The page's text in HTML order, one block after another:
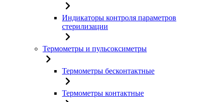
Индикаторы контроля параметров
стерилизации
Термометры и пульсоксиметры
Термометры бесконтактные
Термометры контактные